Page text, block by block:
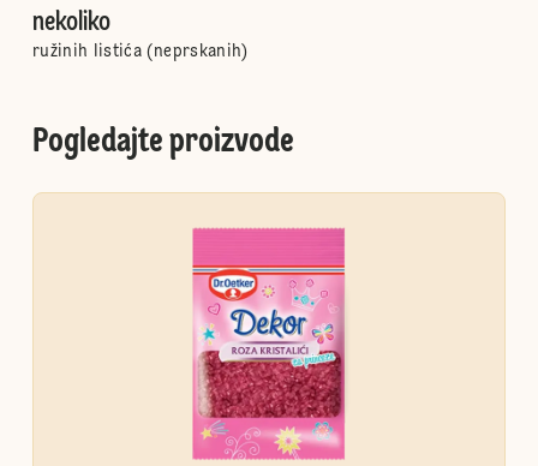
nekoliko
ružinih listića (neprskanih)
Pogledajte proizvode